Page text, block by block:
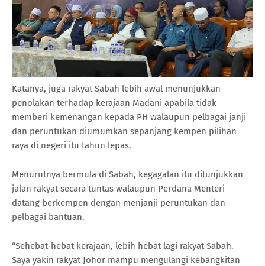
Katanya, juga rakyat Sabah lebih awal menunjukkan
penolakan terhadap kerajaan Madani apabila tidak
memberi kemenangan kepada PH walaupun pelbagai janji
dan peruntukan diumumkan sepanjang kempen pilihan
raya di negeri itu tahun lepas.
Menurutnya bermula di Sabah, kegagalan itu ditunjukkan
jalan rakyat secara tuntas walaupun Perdana Menteri
datang berkempen dengan menjanji peruntukan dan
pelbagai bantuan.
“Sehebat-hebat kerajaan, lebih hebat lagi rakyat Sabah.
Saya yakin rakyat Johor mampu mengulangi kebangkitan